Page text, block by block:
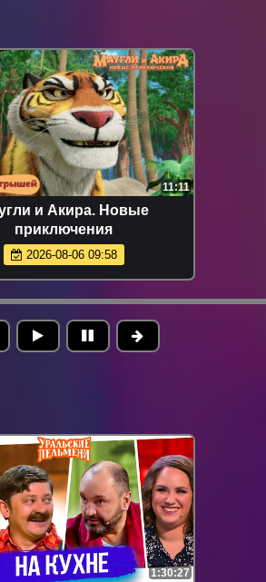
11:11
и Акира. Новые
приключения
2026-08-06 09:58
1:30:27